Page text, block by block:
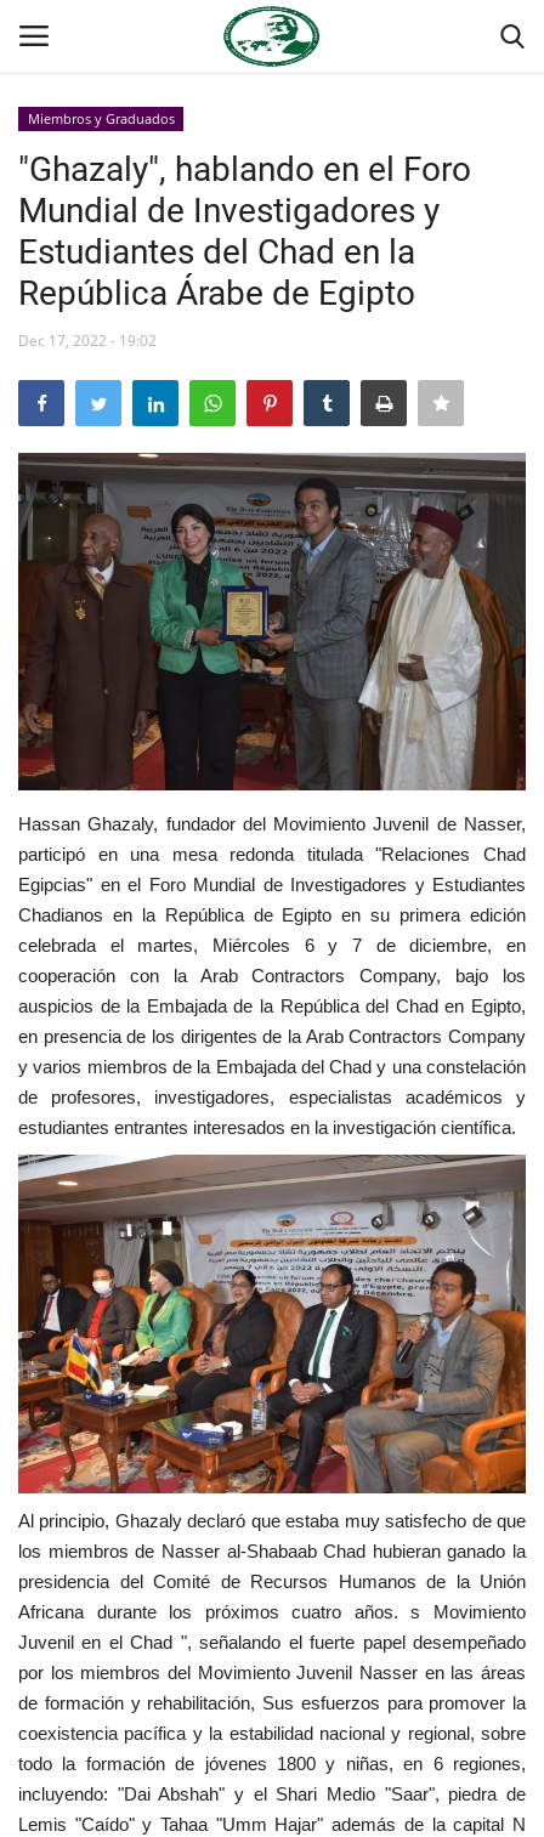
Inicio
Foro Internacional Nasser
Contacto
Egipto
Nuestro Equipo
Herencia de Jamal Abdel-Nasser
Movimiento Juvenil Nasser
Nasser Fellowship para Leadership
Internacional
Ciudadano Global
Líderes
Documentos
Oportunidades
vídeos
Los colaboradores
Los patrocinios
Galería
Lengua
English Swahili español
French Arabic
Miembros y Graduados
"Ghazaly", hablando en el Foro
Mundial de Investigadores y
Estudiantes del Chad en la
República Árabe de Egipto
Dec 17, 2022 - 19:02
Hassan Ghazaly, fundador del Movimiento Juvenil de Nasser,
participó en una mesa redonda titulada "Relaciones Chad
Egipcias" en el Foro Mundial de Investigadores y Estudiantes
Chadianos en la República de Egipto en su primera edición
celebrada el martes, Miércoles 6 y 7 de diciembre, en
cooperación con la Arab Contractors Company, bajo los
auspicios de la Embajada de la República del Chad en Egipto,
en presencia de los dirigentes de la Arab Contractors Company
y varios miembros de la Embajada del Chad y una constelación
de profesores, investigadores, especialistas académicos y
estudiantes entrantes interesados en la investigación científica.
Al principio, Ghazaly declaró que estaba muy satisfecho de que
los miembros de Nasser al-Shabaab Chad hubieran ganado la
presidencia del Comité de Recursos Humanos de la Unión
Africana durante los próximos cuatro años. s Movimiento
Juvenil en el Chad ", señalando el fuerte papel desempeñado
por los miembros del Movimiento Juvenil Nasser en las áreas
de formación y rehabilitación, Sus esfuerzos para promover la
coexistencia pacífica y la estabilidad nacional y regional, sobre
todo la formación de jóvenes 1800 y niñas, en 6 regiones,
incluyendo: "Dai Abshah" y el Shari Medio "Saar", piedra de
Lemis "Caído" y Tahaa "Umm Hajar" además de la capital N